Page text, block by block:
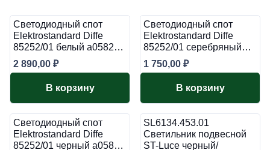
Светодиодный спот
Elektrostandard Diffe
85252/01 белый a0582…
2 890,00 ₽
В корзину
Светодиодный спот
Elektrostandard Diffe
85252/01 серебряный…
1 750,00 ₽
В корзину
Светодиодный спот
Elektrostandard Diffe
85252/01 черный a058…
SL6134.453.01
Светильник подвесной
ST-Luce черный/